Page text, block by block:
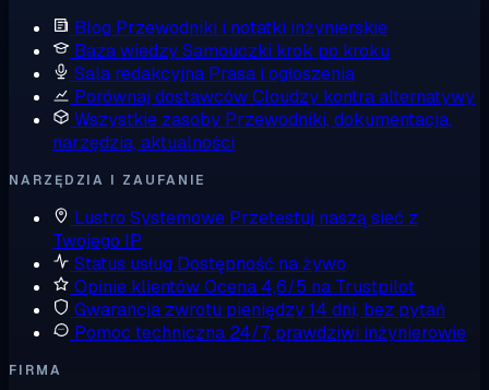
Blog Przewodniki i notatki inżynierskie
Baza wiedzySamouczki krok po kroku
Sala redakcyjna Prasa i ogłoszenia
Porównaj dostawcówCloudzy kontra alternatywy
Wszystkie zasoby Przewodniki, dokumentacja,
narzędzia, aktualności
NARZĘDZIA I ZAUFANIE
Lustro Systemowe Przetestuj naszą sieć z
Twojego IP
Status usług Dostępność na żywo
Opinie klientówOcena 4,6/5 na Trustpilot
Gwarancja zwrotu pieniędzy14 dni, bez pytań
Pomoc techniczna 24/7, prawdziwi inżynierowie
FIRMA